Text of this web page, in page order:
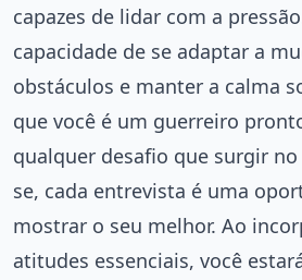
capazes de lidar com a
capacidade de se adaptar a
obstáculos e manter a calma
que você é um guerreiro
qualquer desafio que surgir
se, cada entrevista é uma
mostrar o seu melhor. Ao
atitudes essenciais, você